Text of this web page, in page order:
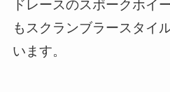
ドレースのスポークホイ
もスクランブラースタイ
います。